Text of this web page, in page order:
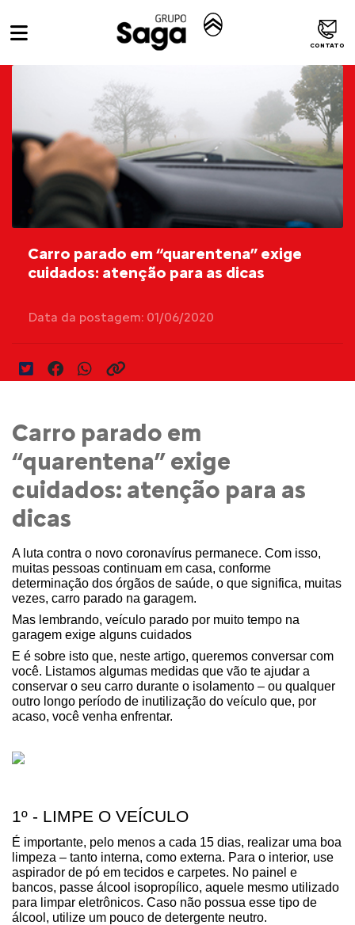
CONTATO
Carro parado em “quarentena” exige
cuidados: atenção para as dicas
Data da postagem: 01/06/2020
Carro parado em
“quarentena” exige
cuidados: atenção para as
dicas
A luta contra o novo coronavírus permanece. Com isso,
muitas pessoas continuam em casa, conforme
determinação dos órgãos de saúde, o que significa, muitas
vezes, carro parado na garagem.
Mas lembrando, veículo parado por muito tempo na
garagem exige alguns cuidados
E é sobre isto que, neste artigo, queremos conversar com
você. Listamos algumas medidas que vão te ajudar a
conservar o seu carro durante o isolamento – ou qualquer
outro longo período de inutilização do veículo que, por
acaso, você venha enfrentar.
1º - LIMPE O VEÍCULO
É importante, pelo menos a cada 15 dias, realizar uma boa
limpeza – tanto interna, como externa. Para o interior, use
aspirador de pó em tecidos e carpetes. No painel e
bancos, passe álcool isopropílico, aquele mesmo utilizado
para limpar eletrônicos. Caso não possua esse tipo de
álcool, utilize um pouco de detergente neutro.